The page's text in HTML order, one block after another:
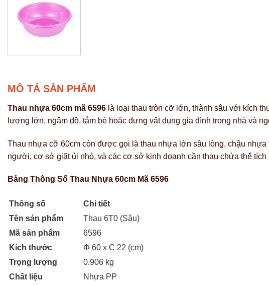
MÔ TẢ SẢN PHẨM
Thau nhựa 60cm mã 6596 là loại thau tròn cỡ lớn, thành sâu với kích
lượng lớn, ngâm đồ, tắm bé hoặc đựng vật dụng gia đình trong nhà và
Thau nhựa cỡ 60cm còn được gọi là thau nhựa lớn sâu lòng, chậu
người, cơ sở giặt ủi nhỏ, và các cơ sở kinh doanh cần thau chứa thể tích
Bảng Thông Số Thau Nhựa 60cm Mã 6596
Thông số
Chi tiết
Tên sản phẩm
Thau 6T0 (Sâu)
Mã sản phẩm
6596
Kích thước
Φ 60 x C 22 (cm)
Trọng lượng
0.906 kg
Chất liệu
Nhựa PP